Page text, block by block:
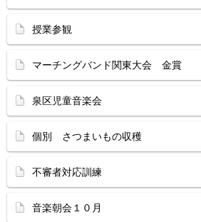
授業参観
マーチングバンド関東大会 金賞
泉区児童音楽会
個別 さつまいもの収穫
不審者対応訓練
音楽朝会１０月